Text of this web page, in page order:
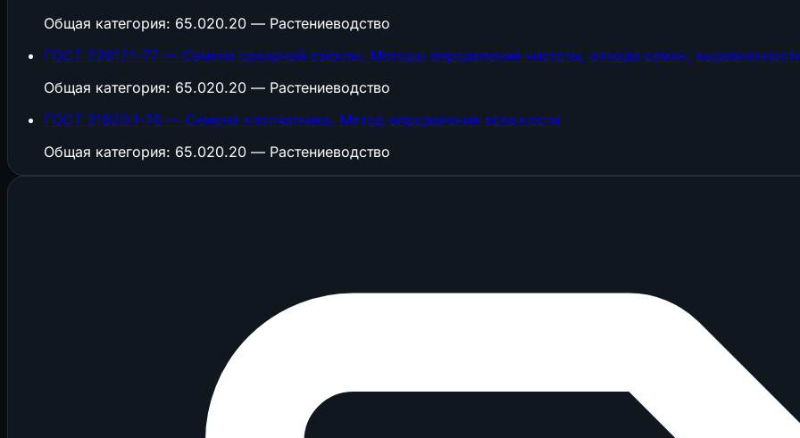
Общая категория: 65.020.20 — Растениеводство
ГОСТ 22617.1-77 — Семена сахарной свеклы. Методы определения чистоты, отхода семян,
Общая категория: 65.020.20 — Растениеводство
ГОСТ 21820.1-76 — Семена хлопчатника. Метод определения всхожести
Общая категория: 65.020.20 — Растениеводство